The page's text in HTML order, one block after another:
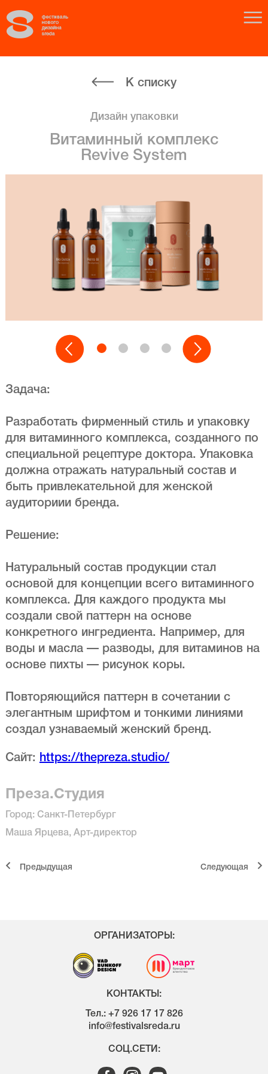
К списку
Дизайн упаковки
Витаминный комплекс
Revive System
Задача:
Разработать фирменный стиль и упаковку
для витаминного комплекса, созданного по
специальной рецептуре доктора. Упаковка
должна отражать натуральный состав и
быть привлекательной для женской
аудиториии бренда.
Решение:
Натуральный состав продукции стал
основой для концепции всего витаминного
комплекса. Для каждого продукта мы
создали свой паттерн на основе
конкретного ингредиента. Например, для
воды и масла — разводы, для витаминов на
основе пихты — рисунок коры.
Повторяющийся паттерн в сочетании с
элегантным шрифтом и тонкими линиями
создал узнаваемый женский бренд.
Сайт: https://thepreza.studio/
Преза.Студия
Город: Санкт-Петербург
Маша Ярцева, Арт-директор
Предыдущая Cледующая
ОРГАНИЗАТОРЫ:
КОНТАКТЫ:
Тел.: +7 926 17 17 826
info@festivalsreda.ru
СОЦ.СЕТИ: